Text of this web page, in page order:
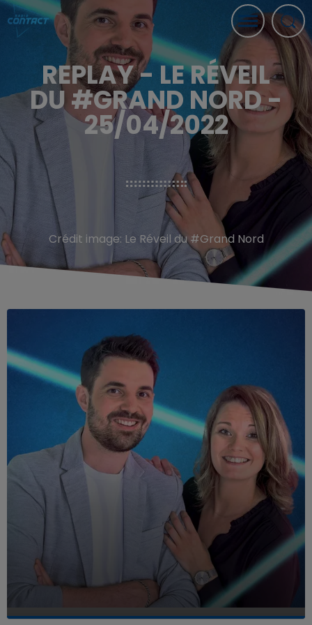
REPLAY - LE RÉVEIL
DU #GRAND NORD -
25/04/2022
Crédit image: Le Réveil du #Grand Nord